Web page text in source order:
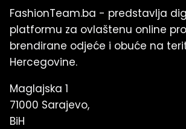
FashionTeam.ba - predstavlja
platformu za ovlaštenu online
brendirane odjeće i obuće na
Hercegovine.
Maglajska 1
71000 Sarajevo,
BiH